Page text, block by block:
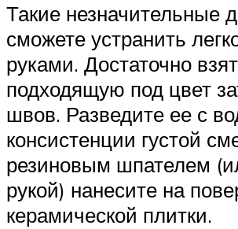
Такие незначительные
сможете устранить
руками. Достаточно
подходящую под цвет
швов. Разведите ее с
консистенции густой
резиновым шпателем
рукой) нанесите на
керамической плитки.